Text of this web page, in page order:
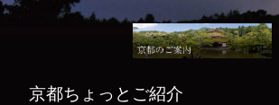
京都ちょっとご紹介